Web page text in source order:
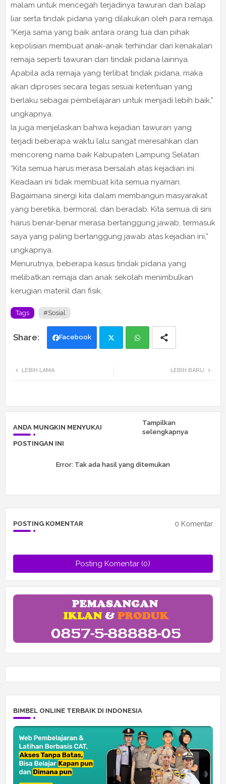
malam untuk mencegah terjadinya tawuran dan balap
liar serta tindak pidana yang dilakukan oleh para remaja.
“Kerja sama yang baik antara orang tua dan pihak
kepolisian membuat anak-anak terhindar dari kenakalan
remaja seperti tawuran dan tindak pidana lainnya.
Apabila ada remaja yang terlibat tindak pidana, maka
akan diproses secara tegas sesuai ketentuan yang
berlaku sebagai pembelajaran untuk menjadi lebih baik,”
ungkapnya.
Ia juga menjelaskan bahwa kejadian tawuran yang
terjadi beberapa waktu lalu sangat meresahkan dan
mencoreng nama baik Kabupaten Lampung Selatan.
“Kita semua harus merasa bersalah atas kejadian ini.
Keadaan ini tidak membuat kita semua nyaman.
Bagaimana sinergi kita dalam membangun masyarakat
yang beretika, bermoral, dan beradab. Kita semua di sini
harus benar-benar merasa bertanggung jawab, termasuk
saya yang paling bertanggung jawab atas kejadian ini,”
ungkapnya.
Menurutnya, beberapa kasus tindak pidana yang
melibatkan remaja dan anak sekolah menimbulkan
kerugian materiil dan fisik.
Tags #Sosial
Facebook
LEBIH BARU
LEBIH LAMA
ANDA MUNGKIN MENYUKAI
POSTINGAN INI
Tampilkan
selengkapnya
Error: Tak ada hasil yang ditemukan
POSTING KOMENTAR 0 Komentar
Posting Komentar (0)
BIMBEL ONLINE TERBAIK DI INDONESIA